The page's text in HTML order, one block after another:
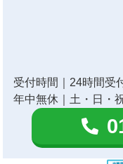
受付時間｜24時間受
年中無休｜土・日・